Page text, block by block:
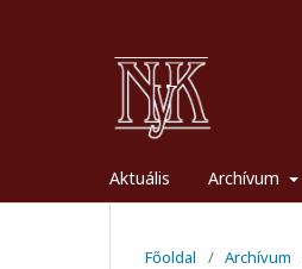
Aktuális Archívum
Főoldal / Archívum